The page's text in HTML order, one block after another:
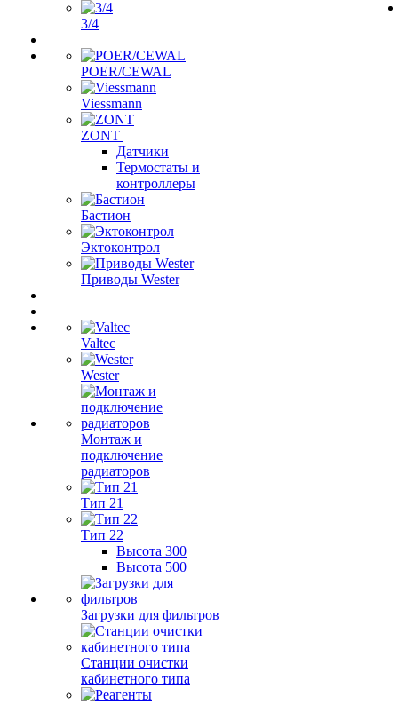
3/4
POER/CEWAL
Viessmann
ZONT
Датчики
Термостаты и
контроллеры
Бастион
Эктоконтрол
Приводы Wester
Valtec
Wester
Монтаж и
подключение
радиаторов
Тип 21
Тип 22
Высота 300
Высота 500
Загрузки для фильтров
Станции очистки
кабинетного типа